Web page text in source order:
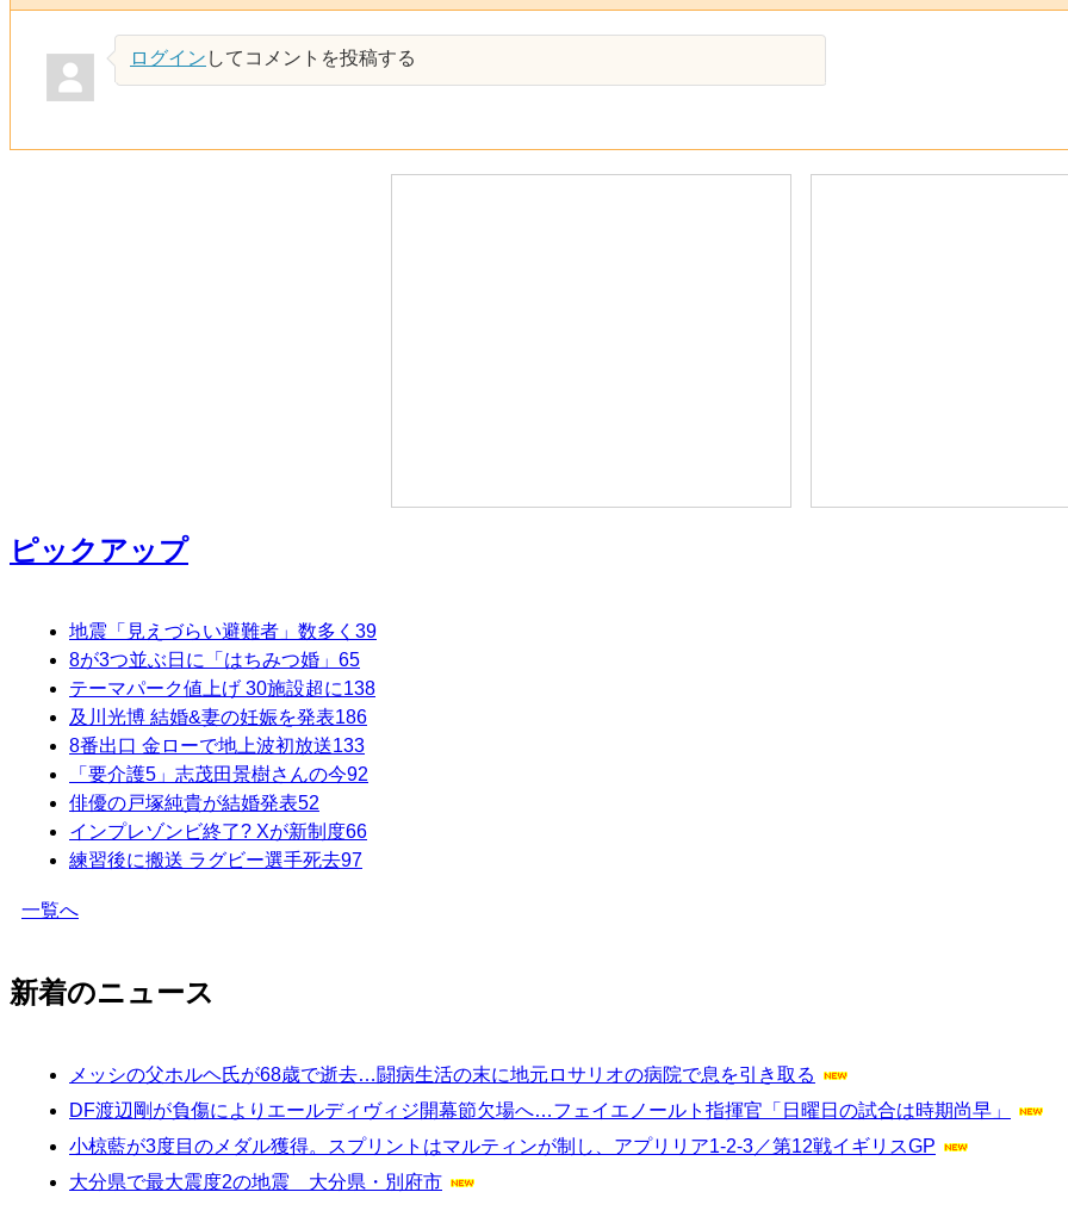
ログイン してコメントを投稿する
ピックアップ
地震「見えづらい避難者」数多く 39
8が3つ並ぶ日に「はちみつ婚」 65
テーマパーク値上げ 30施設超に138
及川光博 結婚&妻の妊娠を発表186
8番出口 金ローで地上波初放送133
「要介護5」志茂田景樹さんの今92
俳優の戸塚純貴が結婚発表52
インプレゾンビ終了? Xが新制度66
練習後に搬送 ラグビー選手死去97
一覧へ
新着のニュース
メッシの父ホルヘ氏が68歳で逝去…闘病生活の末に地元ロサリオの病院で息を引き取る
DF渡辺剛が負傷によりエールディヴィジ開幕節欠場へ…フェイエノールト指揮官「日曜日の試合は時期尚早」
小椋藍が3度目のメダル獲得。スプリントはマルティンが制し、アプリリア1-2-3／第12戦イギリスGP
大分県で最大震度2の地震 大分県・別府市